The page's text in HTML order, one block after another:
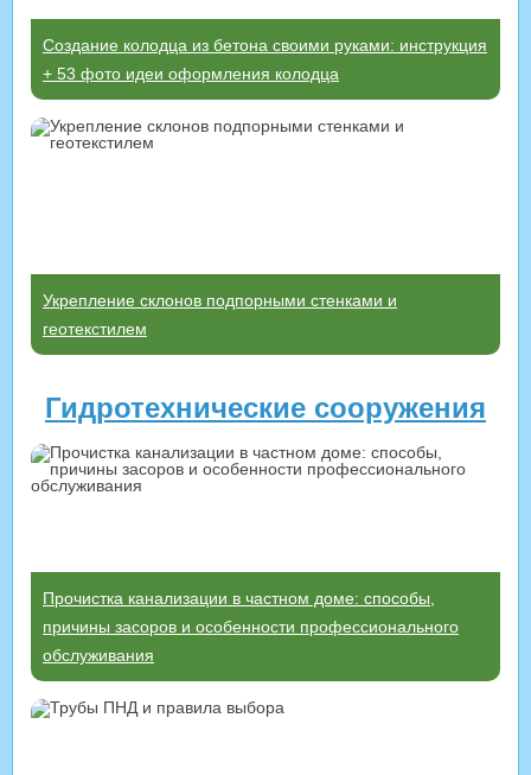
Создание колодца из бетона своими руками: инструкция
+ 53 фото идеи оформления колодца
Укрепление склонов подпорными стенками и
геотекстилем
Гидротехнические сооружения
Прочистка канализации в частном доме: способы,
причины засоров и особенности профессионального
обслуживания